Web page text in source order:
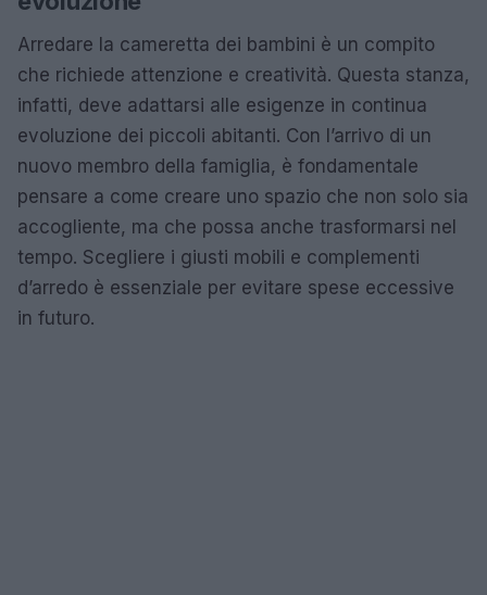
Arredare la cameretta dei bambini è un compito
che richiede attenzione e creatività. Questa stanza,
infatti, deve adattarsi alle esigenze in continua
evoluzione dei piccoli abitanti. Con l’arrivo di un
nuovo membro della famiglia, è fondamentale
pensare a come creare uno spazio che non solo sia
accogliente, ma che possa anche trasformarsi nel
tempo. Scegliere i giusti mobili e complementi
d’arredo è essenziale per evitare spese eccessive
in futuro.